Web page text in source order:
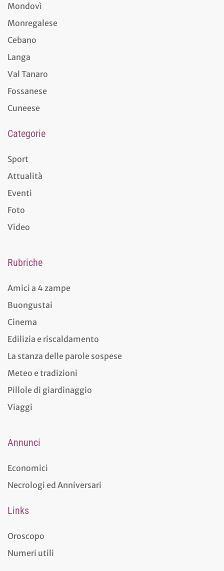
Mondovì
Monregalese
Cebano
Langa
Val Tanaro
Fossanese
Cuneese
Categorie
Sport
Attualità
Eventi
Foto
Video
Rubriche
Amici a 4 zampe
Buongustai
Cinema
Edilizia e riscaldamento
La stanza delle parole sospese
Meteo e tradizioni
Pillole di giardinaggio
Viaggi
Annunci
Economici
Necrologi ed Anniversari
Links
Oroscopo
Numeri utili